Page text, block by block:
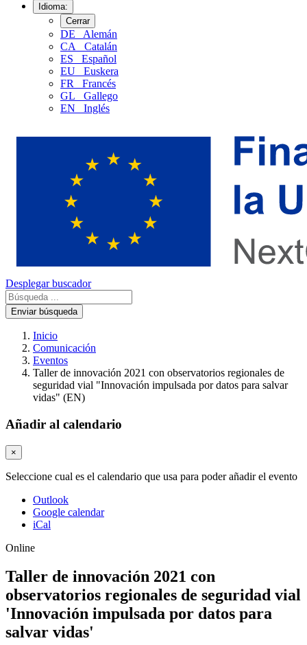
Idioma:
Cerrar
DE
Alemán
CA
Catalán
ES
Español
EU
Euskera
FR
Francés
GL
Gallego
EN
Inglés
Desplegar buscador
Enviar búsqueda
Inicio
Comunicación
Eventos
Taller de innovación 2021 con observatorios regionales de
seguridad vial "Innovación impulsada por datos para salvar
vidas" (EN)
Añadir al calendario
×
Seleccione cual es el calendario que usa para poder añadir el evento
Outlook
Google calendar
iCal
Online
Taller de innovación 2021 con
observatorios regionales de seguridad vial
'Innovación impulsada por datos para
salvar vidas'